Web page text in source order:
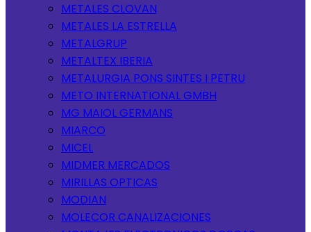
METALES CLOVAN
METALES LA ESTRELLA
METALGRUP
METALTEX IBERIA
METALURGIA PONS SINTES I PETRU
METO INTERNATIONAL GMBH
MG MAIOL GERMANS
MIARCO
MICEL
MIDMER MERCADOS
MIRILLAS OPTICAS
MODIAN
MOLECOR CANALIZACIONES